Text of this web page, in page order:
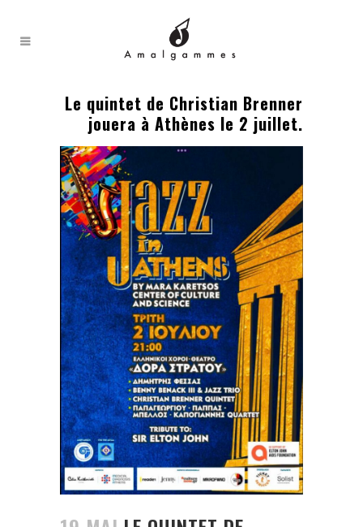
Le quintet de Christian Brenner
jouera à Athènes le 2 juillet.